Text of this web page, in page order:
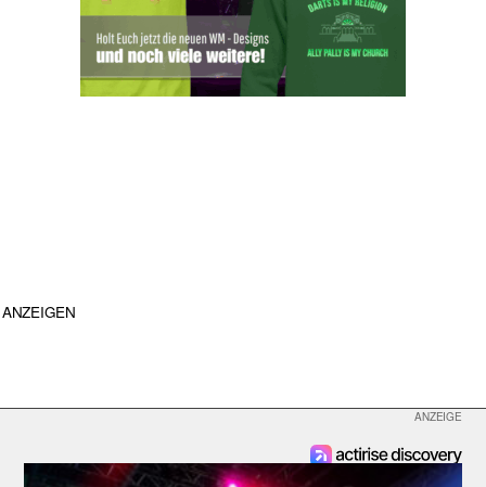
ANZEIGEN